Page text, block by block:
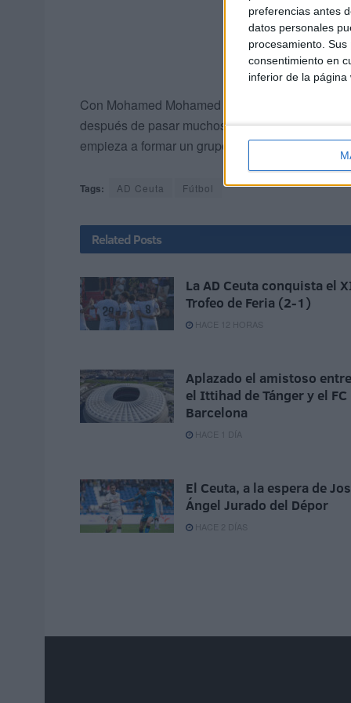
preferencias antes
datos personales
procesamiento.
consentimiento en
inferior de la página
Con Mohamed Mohamed en el banquillo el
después de pasar muchos apuros en Tercera
empieza a formar un grupo nuevo, donde se
Tags: AD Ceuta Fútbol
Related Posts
La AD Ceuta conquista el
Trofeo de Feria (2-1)
HACE 12 HORAS
Aplazado el amistoso entre
el Ittihad de Tánger y el FC
Barcelona
HACE 1 DÍA
El Ceuta, a la espera de
Ángel Jurado del Dépor
HACE 2 DÍAS